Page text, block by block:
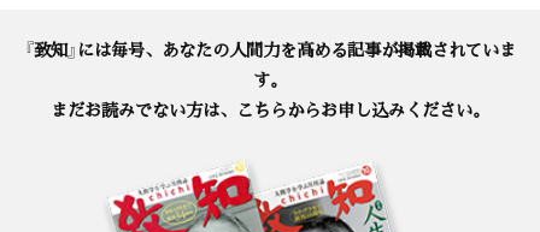
『致知』には毎号、あなたの人間力を高める記事が掲載されていま
す。
まだお読みでない方は、こちらからお申し込みください。